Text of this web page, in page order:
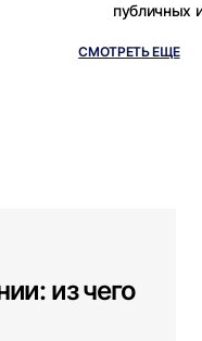
публичных
СМОТРЕТЬ ЕЩЕ
из чего